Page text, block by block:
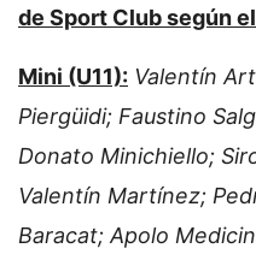
de Sport Club según
Mini (U11): Valentín
Piergüidi; Faustino
Donato Minichiello;
Valentín Martínez;
Baracat; Apolo